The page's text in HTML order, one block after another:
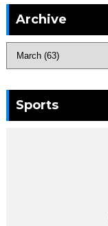
Archive
Sports